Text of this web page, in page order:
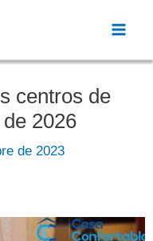
centros de
2026
de 2023